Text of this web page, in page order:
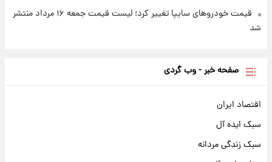
قیمت خودروهای سایپا تغییر کرد؛ لیست قیمت جمعه ۱۶ مرداد منتشر
شد
صفحه خبر - وب گردی
اقتصاد ایران
سبک ایده آل
سبک زندگی مردانه